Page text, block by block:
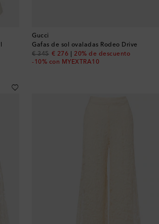
Gucci
Gafas de sol ovaladas Rodeo Drive
€ 345
original price
€ 276
discount price20% de descuento
-10% con MYEXTRA10